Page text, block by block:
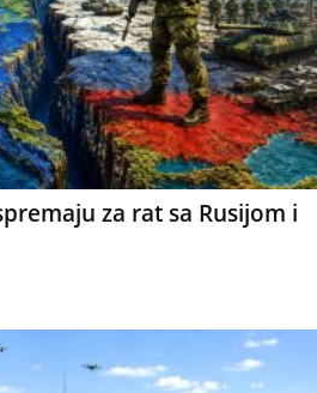
za rat sa Rusijom i